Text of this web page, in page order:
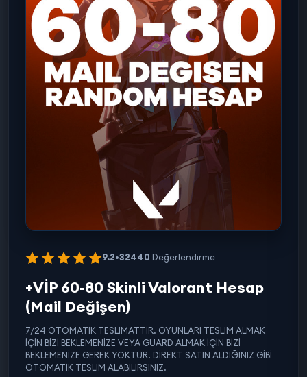
9.2•32440 Değerlendirme
+VİP 60-80 Skinli Valorant Hesap
(Mail Değişen)
7/24 OTOMATİK TESLİMATTIR. OYUNLARI TESLİM ALMAK
İÇİN BİZİ BEKLEMENİZE VEYA GUARD ALMAK İÇİN BİZİ
BEKLEMENİZE GEREK YOKTUR. DİREKT SATIN ALDIĞINIZ GİBİ
OTOMATİK TESLİM ALABİLİRSİNİZ.